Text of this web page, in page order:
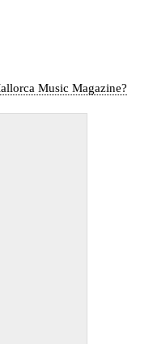
Music Magazine?